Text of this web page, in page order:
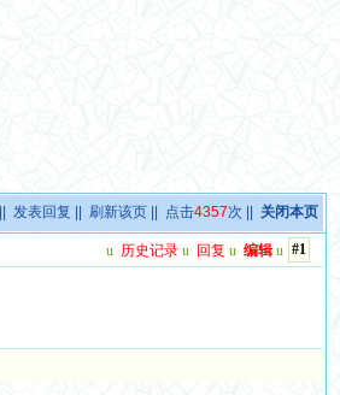
||发表回复 ||刷新该页 || 点击4357次 || 关闭本页
#1
u 历史记录 u 回复 u 编辑 u